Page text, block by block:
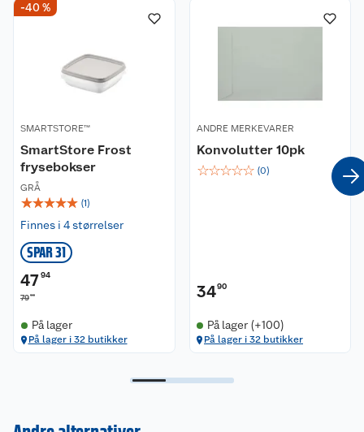
-40 %
SMARTSTORE™
SmartStore Frost
frysebokser
GRÅ
☆☆☆☆☆ (1)
Finnes i 4 størrelser
SPAR 31
4794
7990
På lager
På lager i 32 butikker
ANDRE MERKEVARER
Konvolutter 10pk
☆☆☆☆☆ (0)
3490
På lager (+100)
På lager i 32 butikker